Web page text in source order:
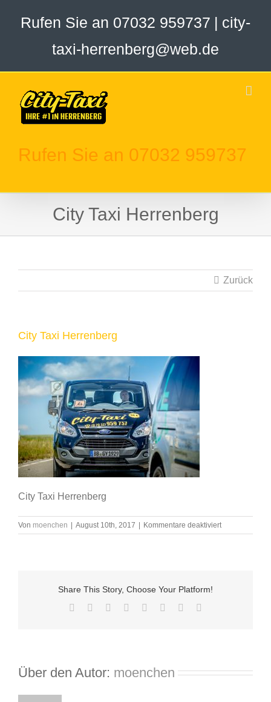
InhaltRufen Sie an 07032 959737 | city-
taxi-herrenberg@web.de
Rufen Sie an 07032 959737
City Taxi Herrenberg
Zurück
City Taxi Herrenberg
City Taxi Herrenberg
Von moenchen August 10th, 2017 Kommentare deaktiviertfür
City
Share This Story, Choose Your Platform!
Facebook Reddit LinkedIn
TumblrPinterest
Über den Autor: moenchen